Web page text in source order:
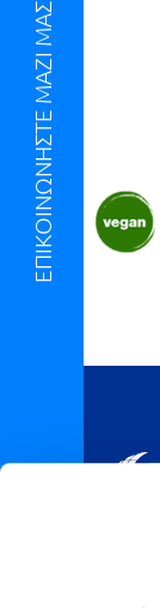
ΕΠΙΚΟΙΝΩΝΗΣΤΕ ΜΑΖΙ ΜΑΣ